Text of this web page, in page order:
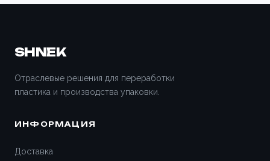
SHNEK
Отраслевые решения для переработки
пластика и производства упаковки.
ИНФОРМАЦИЯ
Доставка